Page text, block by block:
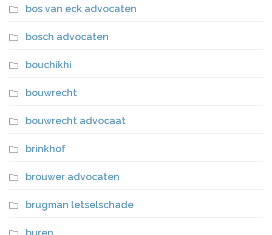
bos van eck advocaten
bosch advocaten
bouchikhi
bouwrecht
bouwrecht advocaat
brinkhof
brouwer advocaten
brugman letselschade